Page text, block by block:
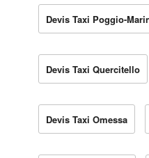
Devis Taxi Poggio-
Devis Taxi Quercitello
Devis Taxi Omessa